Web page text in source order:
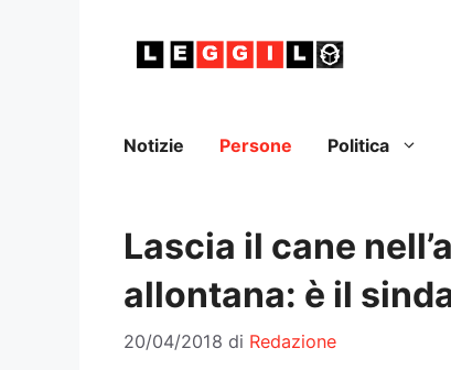
Notizie Persone Politica
Lascia il cane
allontana: è il
20/04/2018 di Redazione